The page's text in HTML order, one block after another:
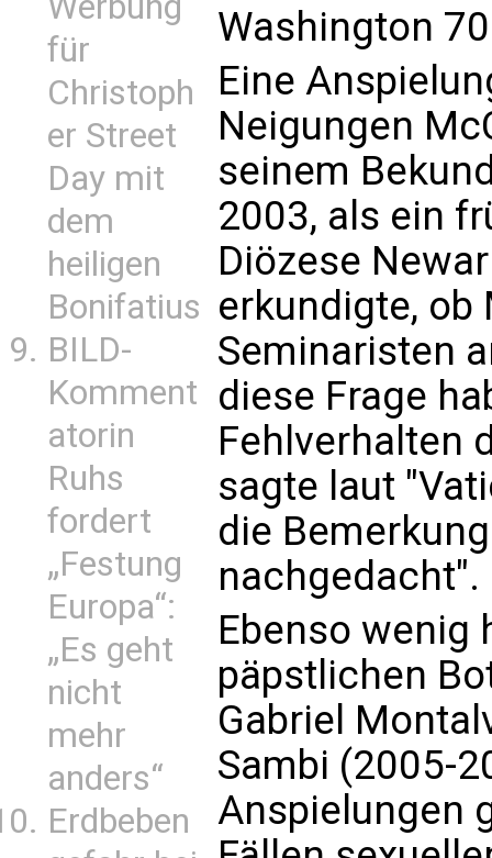
für
Christoph
er Street
Day mit
dem
heiligen
Bonifatius
BILD-
Komment
atorin
Ruhs
fordert
„Festung
Europa“:
„Es geht
nicht
mehr
anders“
Erdbeben
Washington
Eine
Neigungen
seinem
2003, als ein
Diözese
erkundigte,
Seminaristen
diese Frage
Fehlverhalten
sagte laut
die
nachgedacht".
Ebenso wenig
päpstlichen
Gabriel
Sambi (2005-
Anspielungen